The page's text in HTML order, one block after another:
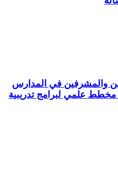
والمشرفين في المدارس
مخطط علمي لبرامج تدريبية